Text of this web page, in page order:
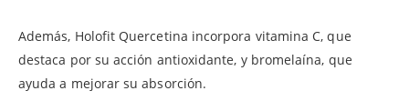
Además, Holofit Quercetina incorpora vitamina C, que
destaca por su acción antioxidante, y bromelaína, que
ayuda a mejorar su absorción.